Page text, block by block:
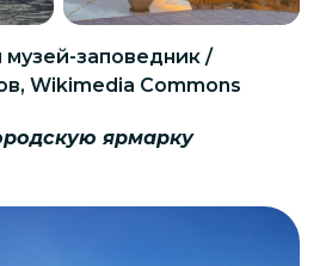
заповедник /
Wikimedia Commons
ярмарку